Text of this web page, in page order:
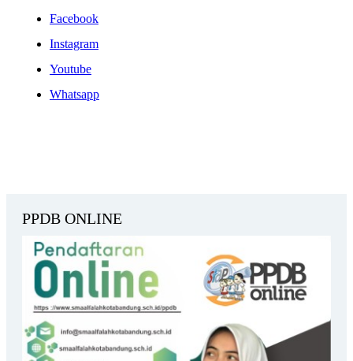
Facebook
Instagram
Youtube
Whatsapp
PPDB ONLINE